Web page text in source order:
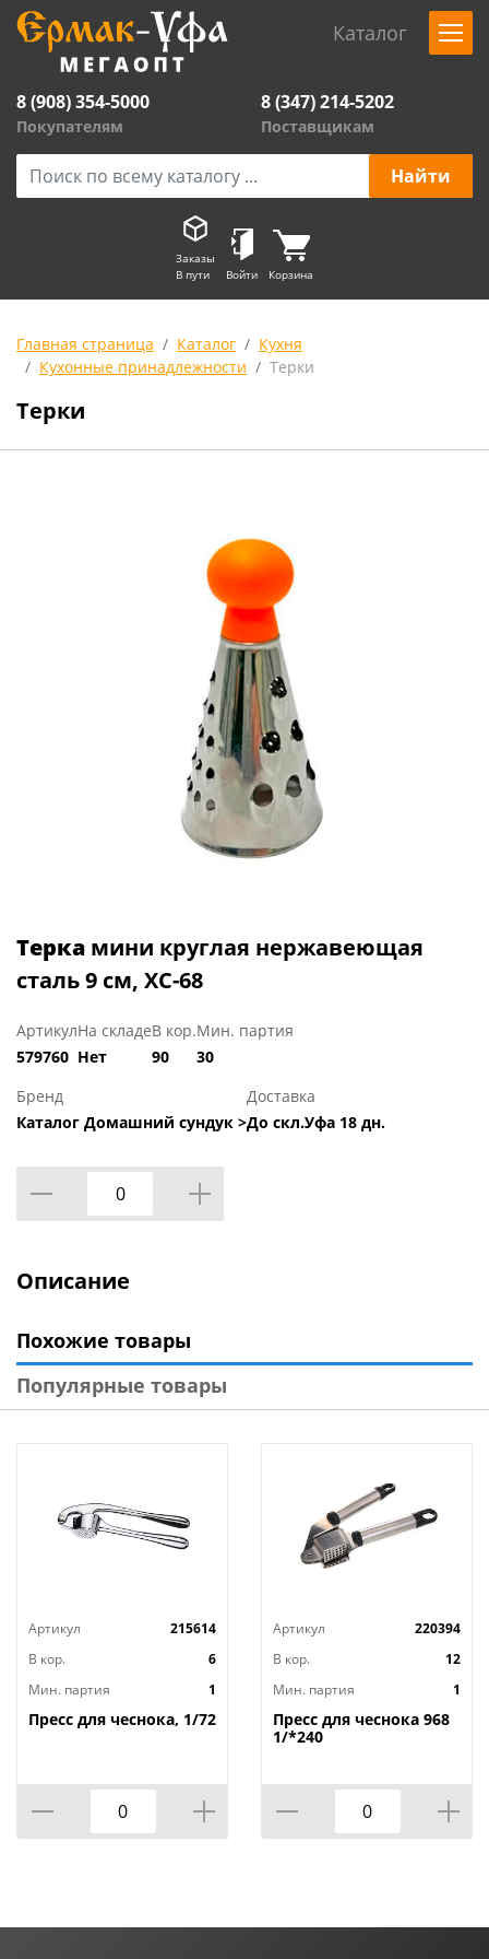
Каталог
8 (908) 354-5000
Покупателям
8 (347) 214-5202
Поставщикам
Заказы
В пути
Войти Корзина
Главная страница Каталог
Кухня
Кухонные принадлежности
Терки
Терки
Терка мини круглая нержавеющая
сталь 9 см, ХС-68
Артикул
579760
На складе
Нет
В кор.
90
Мин. партия
30
Бренд
Каталог Домашний сундук >
Доставка
До скл.Уфа 18 дн.
Описание
Похожие товары
Популярные товары
Артикул
215614
В кор.
6
Мин. партия
1
Пресс для чеснока, 1/72
Артикул
220394
В кор.
12
Мин. партия
1
Пресс для чеснока 968
1/*240